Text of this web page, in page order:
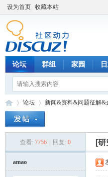
设为首页 收藏本站
论坛 群组 家园
论坛
›
新闻&资料&问题征解&
查看: 7756 回复: 0 [
amao